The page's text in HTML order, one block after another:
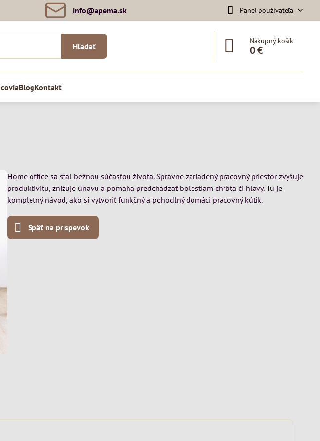
info​@apema​.sk Panel používateľa
Hľadať
Nákupný košík
0 €
BlogKontakt
Home office sa stal bežnou súčasťou života. Správne zariadený pracovný priestor zvyšuje
produktivitu, znižuje únavu a pomáha predchádzať bolestiam chrbta či hlavy. Tu je
kompletný návod, ako si vytvoriť funkčný a pohodlný domáci pracovný kútik.
Späť na príspevok